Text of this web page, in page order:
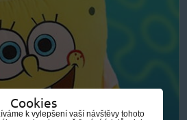
Cookies
k vylepšení vaší návštěvy tohoto